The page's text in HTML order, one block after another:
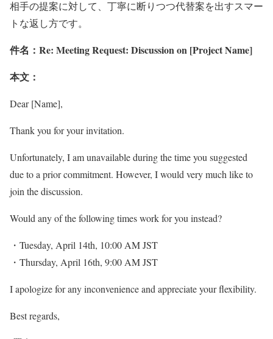
相手の提案に対して、丁寧に断りつつ代替案を出すスマー
トな返し方です。
件名：Re: Meeting Request: Discussion on [Project Name]
本文：
Dear [Name],
Thank you for your invitation.
Unfortunately, I am unavailable during the time you suggested
due to a prior commitment. However, I would very much like to
join the discussion.
Would any of the following times work for you instead?
・Tuesday, April 14th, 10:00 AM JST
・Thursday, April 16th, 9:00 AM JST
I apologize for any inconvenience and appreciate your flexibility.
Best regards,